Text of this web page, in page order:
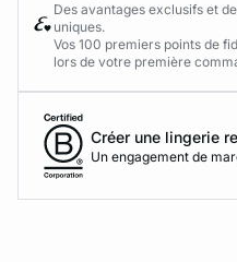
Des avantages exclusifs et
uniques.
Vos 100 premiers points de
lors de votre première
Créer une lingerie
Un engagement de